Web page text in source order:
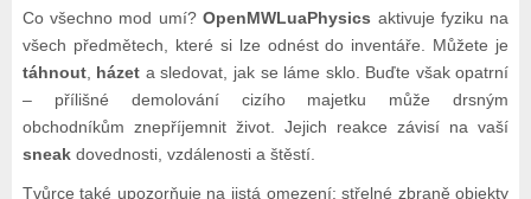
Co všechno mod umí?OpenMWLuaPhysics aktivuje fyziku na
všech předmětech, které si lze odnést do inventáře. Můžete je
táhnout, házet a sledovat, jak se láme sklo. Buďte však opatrní
– přílišné demolování cizího majetku může drsným
obchodníkům znepříjemnit život. Jejich reakce závisí na vaší
sneakdovednosti, vzdálenosti a štěstí.
Tvůrce také upozorňuje na jistá omezení: střelné zbraně objekty